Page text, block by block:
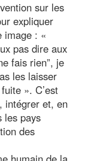
sur les
expliquer
image : «
pas dire aux
fais rien”, je
les laisser
». C’est
intégrer et, en
les pays
des